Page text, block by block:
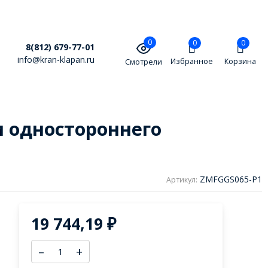
8(812) 679-77-01
info@kran-klapan.ru
0
Смотрели
0
Избранное
0
Корзина
Артикул: ZMFGGS065-P1
19 744,19 ₽
– +